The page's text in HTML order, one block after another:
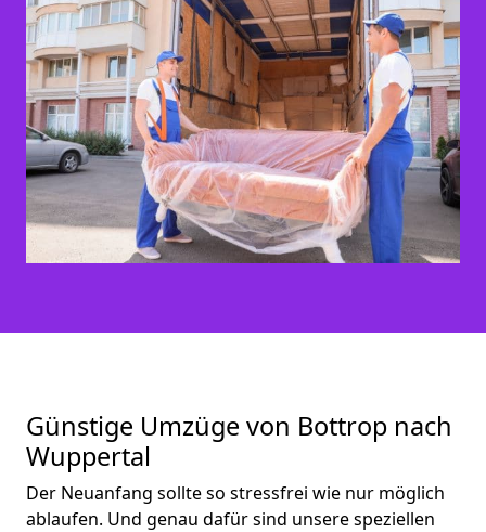
Günstige Umzüge von Bottrop nach
Wuppertal
Der Neuanfang sollte so stressfrei wie nur möglich
ablaufen. Und genau dafür sind unsere speziellen